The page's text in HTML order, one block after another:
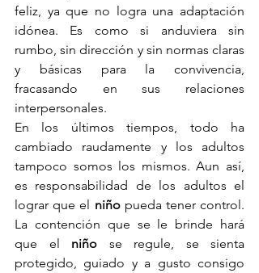
feliz, ya que no logra una adaptación
idónea. Es como si anduviera sin
rumbo, sin dirección y sin normas claras
y básicas para la convivencia,
fracasando en sus relaciones
interpersonales.
En los últimos tiempos, todo ha
cambiado raudamente y los adultos
tampoco somos los mismos. Aun así,
es responsabilidad de los adultos el
lograr que el niño pueda tener control.
La contención que se le brinde hará
que el niño se regule, se sienta
protegido, guiado y a gusto consigo